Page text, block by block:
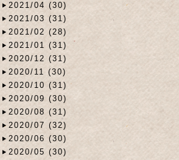
2021/04 (30)
2021/03 (31)
2021/02 (28)
2021/01 (31)
2020/12 (31)
2020/11 (30)
2020/10 (31)
2020/09 (30)
2020/08 (31)
2020/07 (32)
2020/06 (30)
2020/05 (30)